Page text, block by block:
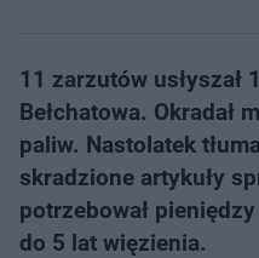
11 zarzutów usłyszał
Bełchatowa. Okradał
paliw. Nastolatek
skradzione artykuły
potrzebował
do 5 lat więzienia.